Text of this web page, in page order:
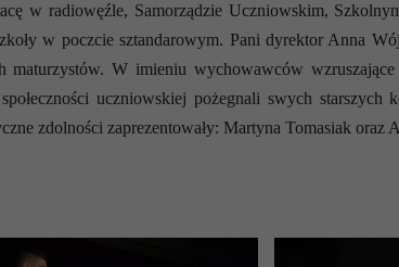
w radiowęźle, Samorządzie Uczniowskim,
w poczcie sztandarowym. Pani dyrektor Anna
maturzystów. W imieniu wychowawców wzruszające
uczniowskiej pożegnali swych
zdolności zaprezentowały: Martyna Tomasiak oraz